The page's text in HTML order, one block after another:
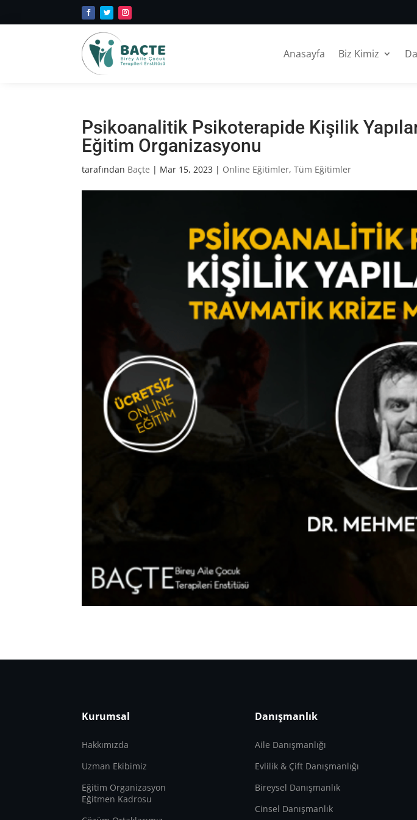
Anasayfa Biz Kimiz
Psikoanalitik Psikoterapide Kişilik
Eğitim Organizasyonu
tarafından Baçte | Mar 15, 2023 | Online Eğitimler,Tüm Eğitimler
Kurumsal
Hakkımızda
Uzman Ekibimiz
Eğitim Organizasyon
Eğitmen Kadrosu
Danışmanlık
Aile Danışmanlığı
Evlilik & Çift Danışmanlığı
Bireysel Danışmanlık
Cinsel Danışmanlık